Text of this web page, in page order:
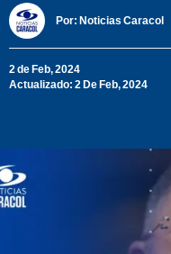
Por: Noticias Caracol
2 de Feb, 2024
Actualizado: 2 De Feb, 2024